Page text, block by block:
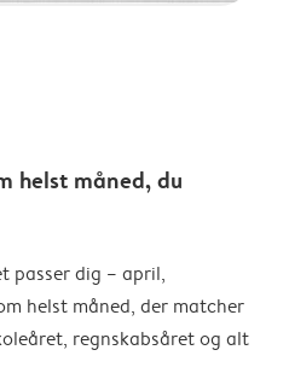
helst måned, du
passer dig – april,
helst måned, der matcher
regnskabsåret og alt